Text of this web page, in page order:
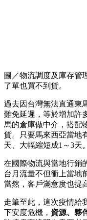
圖／物流調度及庫存管
了單也買不到貨。
過去因台灣無法直通東
難免延遲，等於增加許
馬的倉庫做中介，搭配
貨。只要馬來西亞當地
天、大幅縮短成1～3天。
在國際物流與當地行銷
台月流量不但衝上當地
當然，客戶滿意度也提
走筆至此，這次疫情給
下安度危機， 資源、夥